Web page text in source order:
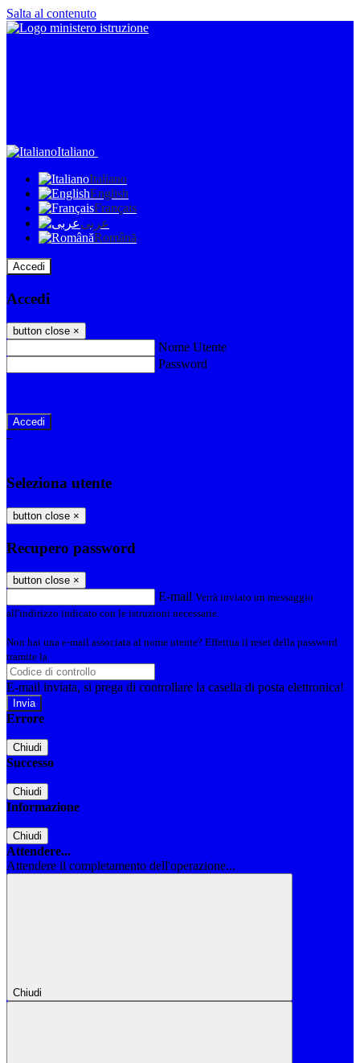
Salta al contenuto
Italiano
Italiano
English
Français
عربى
Română
Accedi
Accedi
button close ×
Nome Utente
Password
-
Seleziona utente
button close ×
Recupero password
button close ×
E-mail Verrà inviato un messaggio
all'indirizzo indicato con le istruzioni necessarie.
Non hai una e-mail associata al nome utente? Effettua il reset della password
tramite la
E-mail inviata, si prega di controllare la casella di posta elettronica!
Errore
Chiudi
Successo
Chiudi
Informazione
Chiudi
Attendere...
Attendere il completamento dell'operazione...
Chiudi